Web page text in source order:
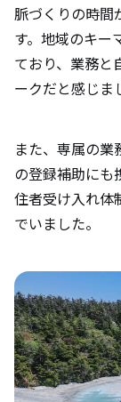
脈づくりの時間
す。地域のキー
ており、業務と
ークだと感じま
また、専属の業
の登録補助にも
住者受け入れ体
でいました。